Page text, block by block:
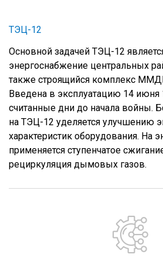
ТЭЦ-12
Основной задачей ТЭЦ-12
энергоснабжение центральных
также строящийся комплекс
Введена в эксплуатацию 14 июня
считанные дни до начала войны.
на ТЭЦ-12 уделяется улучшению
характеристик оборудования. На
применяется ступенчатое
рециркуляция дымовых газов.